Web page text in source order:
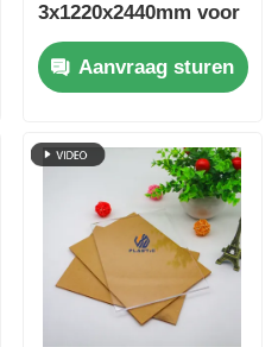
3x1220x2440mm voor
beschermende
oppervlakken /
tafelbladen
Aanvraag sturen